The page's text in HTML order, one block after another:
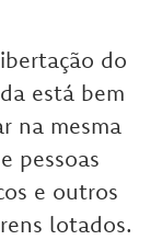
do
está bem
na mesma
pessoas
e outros
lotados.